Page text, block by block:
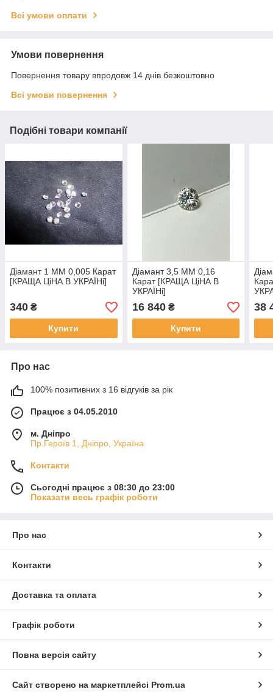
Всі умови оплати
Умови повернення
Повернення товару впродовж 14 днів безкоштовно
Всі умови повернення
Подібні товари компанії
Діамант 1 ММ 0,005 Карат
[КРАЩА ЦіНА В УКРАЇНі]
340 ₴
Купити
Діамант 3,5 ММ 0,16
Карат [КРАЩА ЦіНА В
УКРАЇНі]
16 840₴
Купити
38
Про нас
100% позитивних з 16 відгуків за рік
Працює з 04.05.2010
м. Дніпро
Пр.Героїв 1, Дніпро, Україна
Контакти
Сьогодні працює з 08:30 до 23:00
Показати весь графік роботи
Про нас
Контакти
Доставка та оплата
Графік роботи
Повна версія сайту
Сайт створено на маркетплейсі Prom.ua